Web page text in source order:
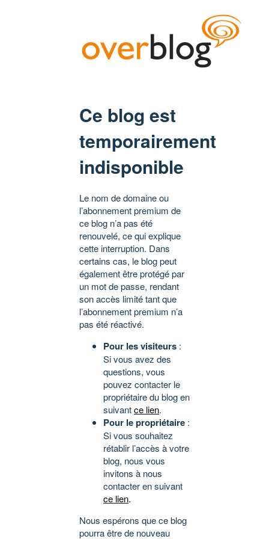
Ce blog est
temporairement
indisponible
Le nom de domaine ou
l’abonnement premium de
ce blog n’a pas été
renouvelé, ce qui explique
cette interruption. Dans
certains cas, le blog peut
également être protégé par
un mot de passe, rendant
son accès limité tant que
l’abonnement premium n’a
pas été réactivé.
Pour les visiteurs :
Si vous avez des
questions, vous
pouvez contacter le
propriétaire du blog en
suivantce lien.
Pour le propriétaire :
Si vous souhaitez
rétablir l’accès à votre
blog, nous vous
invitons à nous
contacter en suivant
ce lien.
Nous espérons que ce blog
pourra être de nouveau